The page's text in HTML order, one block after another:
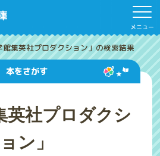
メニュー
館集英社プロダクション」の検索結果
本をさがす
英社プロダクシ
ョン」